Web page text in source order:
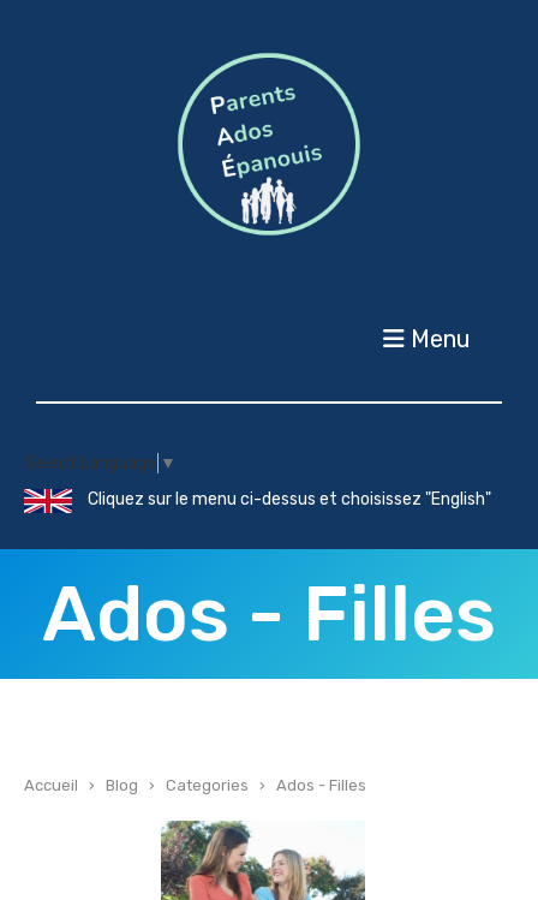
Menu
Select Language ▼
Cliquez sur le menu ci-dessus et choisissez "English"
Ados - Filles
Accueil › Blog › Categories › Ados - Filles